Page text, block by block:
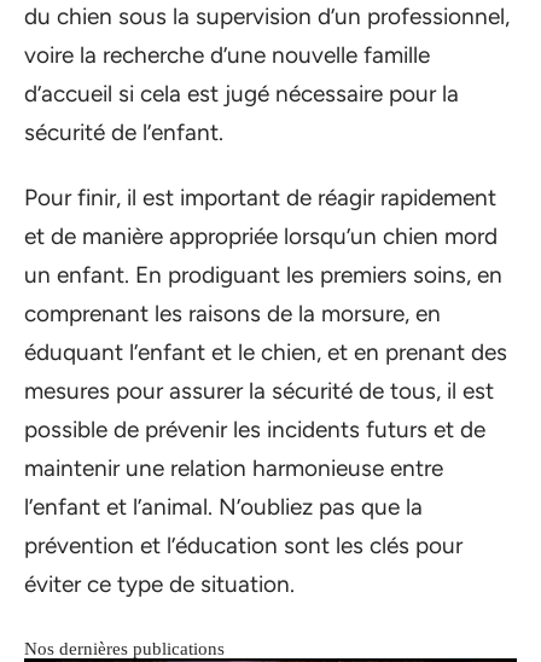
du chien sous la supervision d’un professionnel,
voire la recherche d’une nouvelle famille
d’accueil si cela est jugé nécessaire pour la
sécurité de l’enfant.
Pour finir, il est important de réagir rapidement
et de manière appropriée lorsqu’un chien mord
un enfant. En prodiguant les premiers soins, en
comprenant les raisons de la morsure, en
éduquant l’enfant et le chien, et en prenant des
mesures pour assurer la sécurité de tous, il est
possible de prévenir les incidents futurs et de
maintenir une relation harmonieuse entre
l’enfant et l’animal. N’oubliez pas que la
prévention et l’éducation sont les clés pour
éviter ce type de situation.
Nos dernières publications